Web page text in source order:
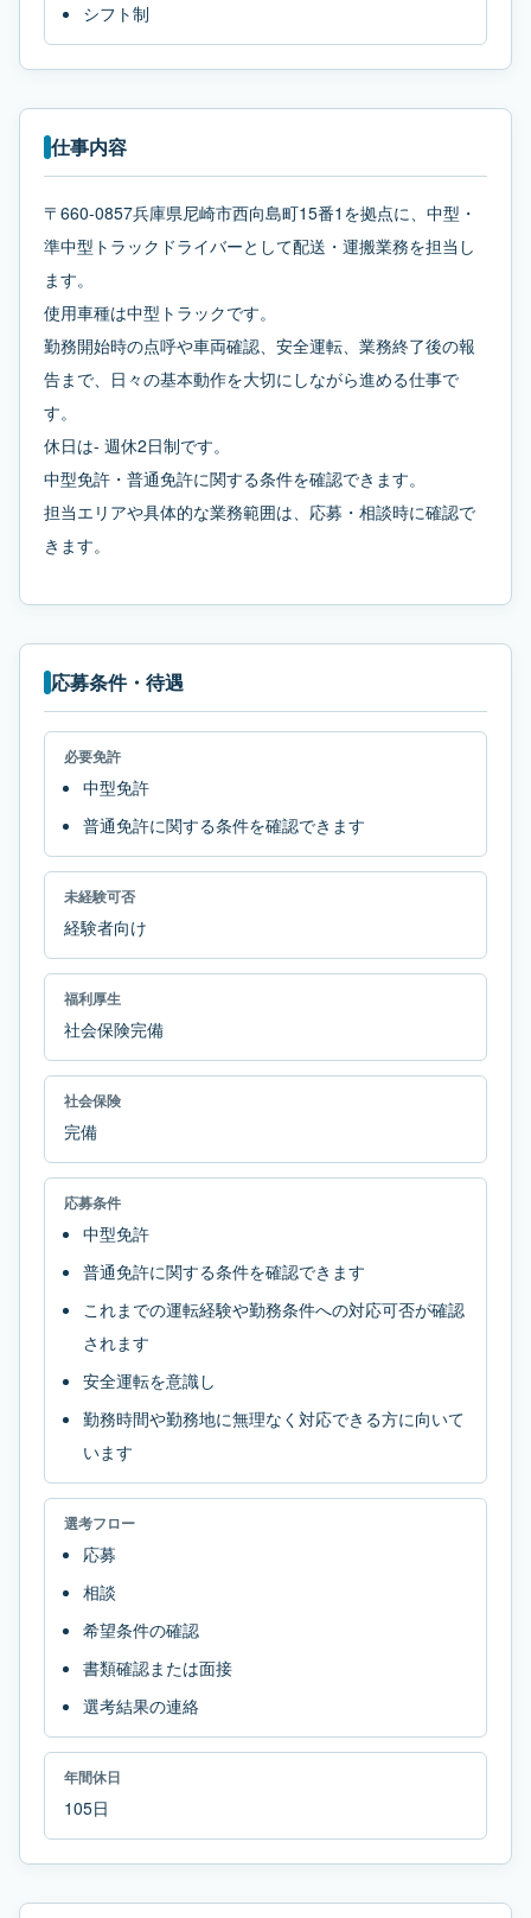
シフト制
仕事内容
〒660-0857兵庫県尼崎市西向島町15番1を拠点に、中型・
準中型トラックドライバーとして配送・運搬業務を担当し
ます。
使用車種は中型トラックです。
勤務開始時の点呼や車両確認、安全運転、業務終了後の報
告まで、日々の基本動作を大切にしながら進める仕事で
す。
休日は- 週休2日制です。
中型免許・普通免許に関する条件を確認できます。
担当エリアや具体的な業務範囲は、応募・相談時に確認で
きます。
応募条件・待遇
必要免許
中型免許
普通免許に関する条件を確認できます
未経験可否
経験者向け
福利厚生
社会保険完備
社会保険
完備
応募条件
中型免許
普通免許に関する条件を確認できます
これまでの運転経験や勤務条件への対応可否が確認
されます
安全運転を意識し
勤務時間や勤務地に無理なく対応できる方に向いて
います
選考フロー
応募
相談
希望条件の確認
書類確認または面接
選考結果の連絡
年間休日
105日